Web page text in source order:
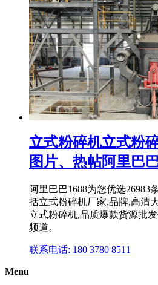
立式粉碎机立式粉
图片、热帖阿里巴
阿里巴巴1688为您优选26983
括立式粉碎机厂家,品牌,高清
立式粉碎机,品质爆款货源批
频道。
联系电话: 180 3780 8511
Menu